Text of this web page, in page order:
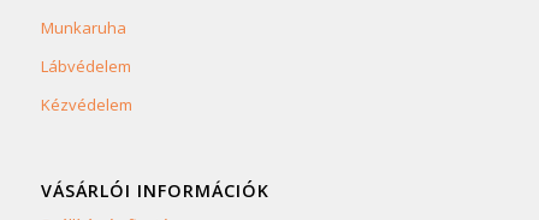
Munkaruha
Lábvédelem
Kézvédelem
VÁSÁRLÓI INFORMÁCIÓK